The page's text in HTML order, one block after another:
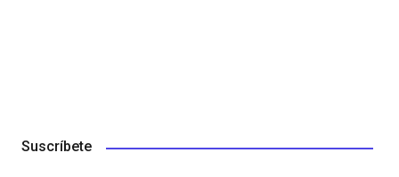
Suscríbete